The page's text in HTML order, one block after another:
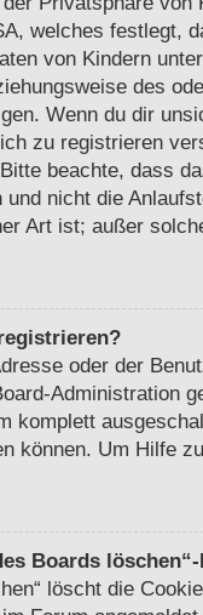
welches festlegt,
von Kindern
des
Wenn du dir
zu registrieren
beachte, dass
und nicht die
Art ist; außer
oder der
Administration
komplett
können. Um Hilfe
Boards
löscht die